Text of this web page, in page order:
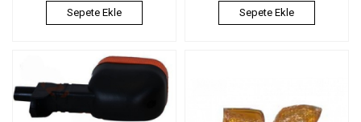
Sepete Ekle Sepete Ekle